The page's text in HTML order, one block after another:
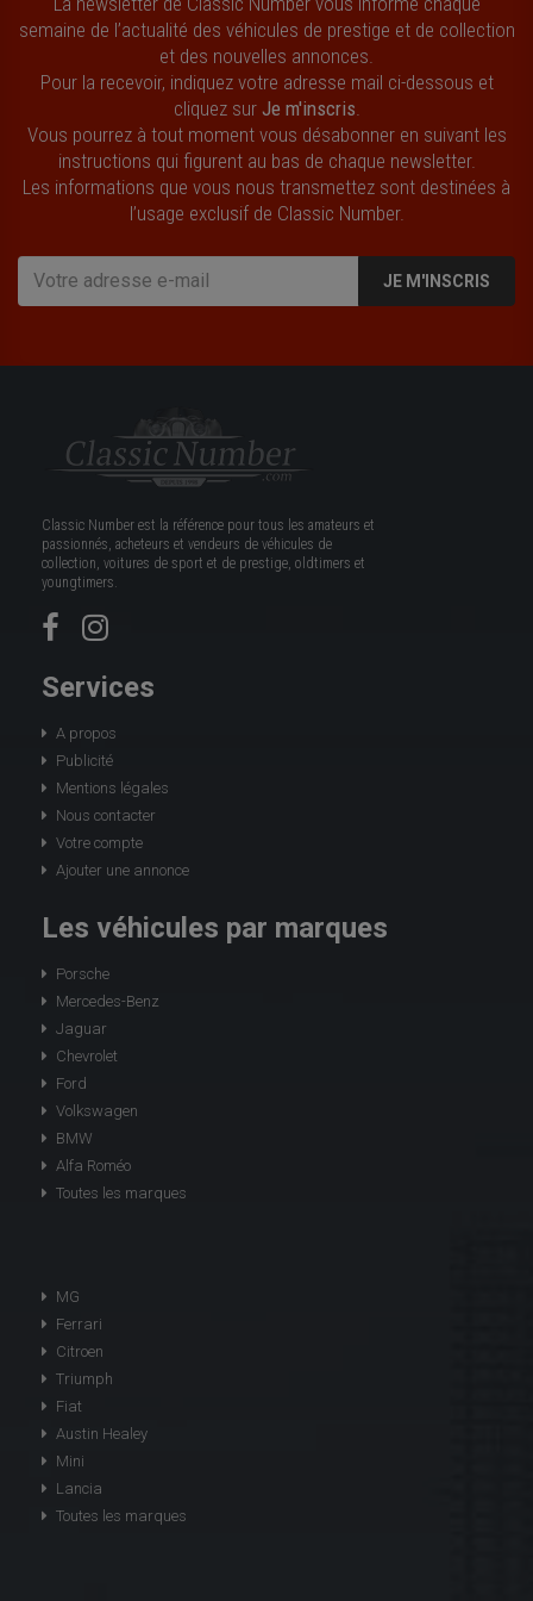
semaine de l’actualité des véhicules de prestige et de collection
et des nouvelles annonces.
Pour la recevoir, indiquez votre adresse mail ci-dessous et
cliquez sur Je m'inscris
Vous pourrez à tout moment vous désabonner en suivant les
instructions qui figurent au bas de chaque newsletter.
Les informations que vous nous transmettez sont destinées à
l’usage exclusif de Classic Number.
JE M'INSCRIS
Classic Number est la référence pour tous les amateurs et
passionnés, acheteurs et vendeurs de véhicules de
collection, voitures de sport et de prestige, oldtimers et
youngtimers.
Services
A propos
Publicité
Mentions légales
Nous contacter
Votre compte
Ajouter une annonce
Les véhicules par marques
Porsche
Mercedes-Benz
Jaguar
Chevrolet
Ford
Volkswagen
BMW
Alfa Roméo
Toutes les marques
MG
Ferrari
Citroen
Triumph
Fiat
Austin Healey
Mini
Lancia
Toutes les marques